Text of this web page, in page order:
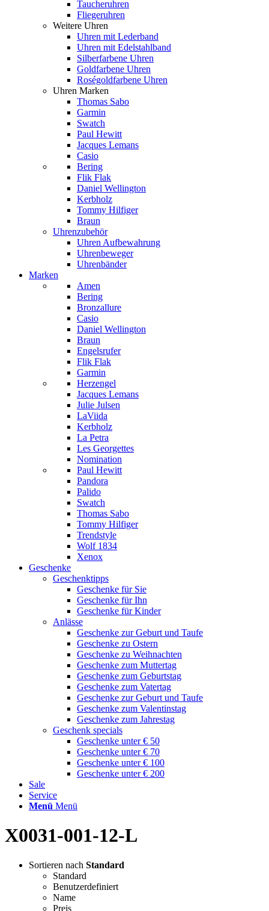
Taucheruhren
Fliegeruhren
Weitere Uhren
Uhren mit Lederband
Uhren mit Edelstahlband
Silberfarbene Uhren
Goldfarbene Uhren
Roségoldfarbene Uhren
Uhren Marken
Thomas Sabo
Garmin
Swatch
Paul Hewitt
Jacques Lemans
Casio
Bering
Flik Flak
Daniel Wellington
Kerbholz
Tommy Hilfiger
Braun
Uhrenzubehör
Uhren Aufbewahrung
Uhrenbeweger
Uhrenbänder
Marken
Amen
Bering
Bronzallure
Casio
Daniel Wellington
Braun
Engelsrufer
Flik Flak
Garmin
Herzengel
Jacques Lemans
Julie Julsen
LaViida
Kerbholz
La Petra
Les Georgettes
Nomination
Paul Hewitt
Pandora
Palido
Swatch
Thomas Sabo
Tommy Hilfiger
Trendstyle
Wolf 1834
Xenox
Geschenke
Geschenktipps
Geschenke für Sie
Geschenke für Ihn
Geschenke für Kinder
Anlässe
Geschenke zur Geburt und Taufe
Geschenke zu Ostern
Geschenke zu Weihnachten
Geschenke zum Muttertag
Geschenke zum Geburtstag
Geschenke zum Vatertag
Geschenke zur Geburt und Taufe
Geschenke zum Valentinstag
Geschenke zum Jahrestag
Geschenk specials
Geschenke unter € 50
Geschenke unter € 70
Geschenke unter € 100
Geschenke unter € 200
Sale
Service
Menü Menü
X0031-001-12-L
Sortieren nach Standard
Standard
Benutzerdefiniert
Name
Preis